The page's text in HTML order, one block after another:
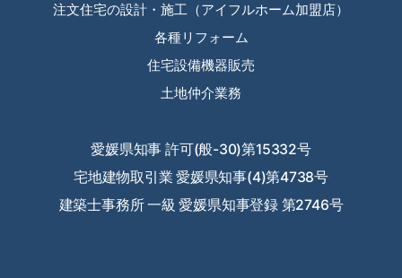
2023年8月
2023年7月
注文住宅の設計・施工（アイフルホーム加盟店）
各種リフォーム
住宅設備機器販売
土地仲介業務
愛媛県知事 許可(般-30)第15332号
宅地建物取引業 愛媛県知事(4)第4738号
建築士事務所 一級 愛媛県知事登録 第2746号